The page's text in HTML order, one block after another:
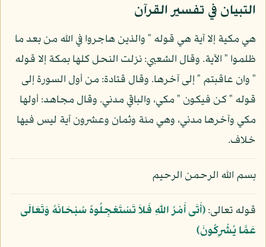
التبيان في تفسير القرآن
هي مكية إلا آية هي قوله " والذين هاجروا في الله من بعد ما
ظلموا " الآية. وقال الشعبي: نزلت النحل كلها بمكة إلا قوله
" وان عاقبتم " إلى آخرها. وقال قتادة: من أول السورة إلى
قوله " كن فيكون " مكي، والباقي مدني. وقال مجاهد: أولها
مكي وآخرها مدني، وهي مئة وثمان وعشرون آية ليس فيها
خلاف.
بسم الله الرحمن الرحيم
قوله تعالى:﴿أَتَى أَمْرُ اللّهِ فَلاَ تَسْتَعْجِلُوهُ سُبْحَانَهُ وَتَعَالَى
عَمَّا يُشْرِكُونَ﴾